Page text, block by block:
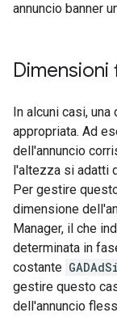
annuncio banner
Dimensioni
In alcuni casi,
appropriata. Ad
dell'annuncio
l'altezza si adatti
Per gestire
dimensione
Manager, il che
determinata in
costante
gestire questo
dell'annuncio